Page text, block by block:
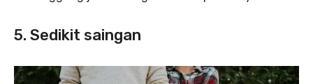
5. Sedikit saingan